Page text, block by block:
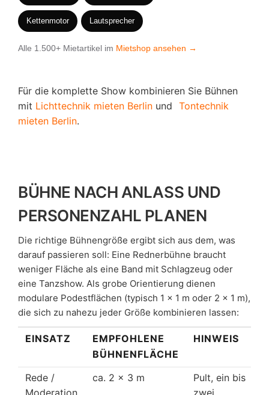
Kettenmotor Lautsprecher
Alle 1.500+ Mietartikel im Mietshop ansehen →
Für die komplette Show kombinieren Sie Bühnen
mit Lichttechnik mieten Berlin und Tontechnik
mieten Berlin.
BÜHNE NACH ANLASS UND
PERSONENZAHL PLANEN
Die richtige Bühnengröße ergibt sich aus dem, was
darauf passieren soll: Eine Rednerbühne braucht
weniger Fläche als eine Band mit Schlagzeug oder
eine Tanzshow. Als grobe Orientierung dienen
modulare Podestflächen (typisch 1 × 1 m oder 2 × 1 m),
die sich zu nahezu jeder Größe kombinieren lassen:
EINSATZ
EMPFOHLENE
BÜHNENFLÄCHE
HINWEIS
Rede /
Moderation
ca. 2 × 3 m
Pult, ein bis
zwei